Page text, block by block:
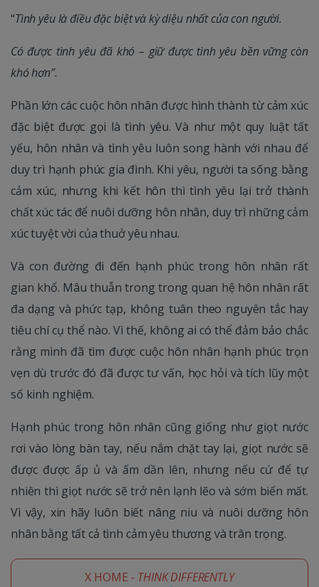
“Tình yêu là điều đặc biệt và kỳ diệu nhất của con người.
Có được tình yêu đã khó – giữ được tình yêu bền vững còn
khó hơn”.
Phần lớn các cuộc hôn nhân được hình thành từ cảm xúc
đặc biệt được gọi là tình yêu. Và như một quy luật tất
yếu, hôn nhân và tình yêu luôn song hành với nhau để
duy trì hạnh phúc gia đình. Khi yêu, người ta sống bằng
cảm xúc, nhưng khi kết hôn thì tình yêu lại trở thành
chất xúc tác để nuôi dưỡng hôn nhân, duy trì những cảm
xúc tuyệt vời của thuở yêu nhau.
Và con đường đi đến hạnh phúc trong hôn nhân rất
gian khổ. Mâu thuẫn trong trong quan hệ hôn nhân rất
đa dạng và phức tạp, không tuân theo nguyên tắc hay
tiêu chí cụ thể nào. Vì thế, không ai có thể đảm bảo chắc
rằng mình đã tìm được cuộc hôn nhân hạnh phúc trọn
vẹn dù trước đó đã được tư vấn, học hỏi và tích lũy một
số kinh nghiệm.
Hạnh phúc trong hôn nhân cũng giống như giọt nước
rơi vào lòng bàn tay, nếu nắm chặt tay lại, giọt nước sẽ
được được ấp ủ và ấm dần lên, nhưng nếu cứ để tự
nhiên thì giọt nước sẽ trở nên lạnh lẽo và sớm biến mất.
Vì vậy, xin hãy luôn biết nâng niu và nuôi dưỡng hôn
nhân bằng tất cả tình cảm yêu thương và trân trọng.
X HOME - THINK DIFFERENTLY